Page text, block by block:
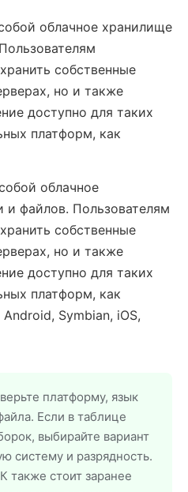
облачное хранилище
собственные
но и также
доступно для таких
платформ, как
облачное
файлов. Пользователям
собственные
но и также
доступно для таких
платформ, как
Symbian, iOS,
платформу, язык
Если в таблице
выбирайте вариант
систему и разрядность.
также стоит заранее